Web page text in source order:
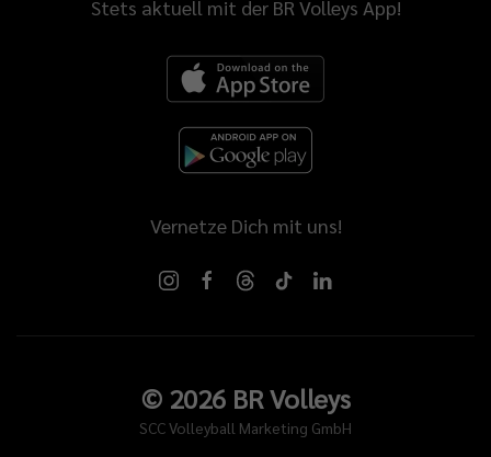
Stets aktuell mit der BR Volleys App!
Vernetze Dich mit uns!
© 2026BR Volleys
SCC Volleyball Marketing GmbH